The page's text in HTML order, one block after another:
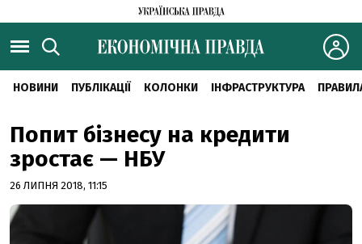
НОВИНИ ПУБЛІКАЦІЇ КОЛОНКИ ІНФРАСТРУКТУРА
Попит бізнесу на кредити
зростає — НБУ
26 ЛИПНЯ 2018, 11:15